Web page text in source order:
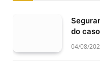
do
04/08/